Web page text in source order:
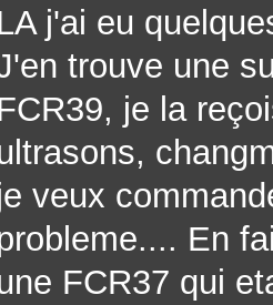
j'ai eu
trouve une
je la
veux
En
FCR37 qui